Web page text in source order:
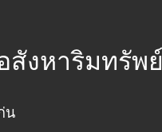
งหาริมทรัพย์
น